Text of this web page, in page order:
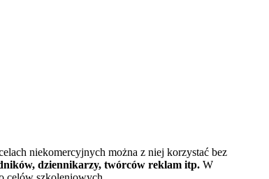
niekomercyjnych można z niej korzystać bez
dziennikarzy, twórców reklam itp. W